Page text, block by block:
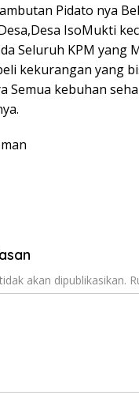
Pidato nya
IsoMukti
Seluruh KPM
kekurangan yang
Semua kebuhan
akan dipublikasikan.